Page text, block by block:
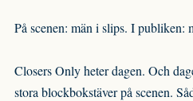
På scenen: män i slips. I publiken:
Closers Only heter dagen. Och
stora blockbokstäver på scenen.